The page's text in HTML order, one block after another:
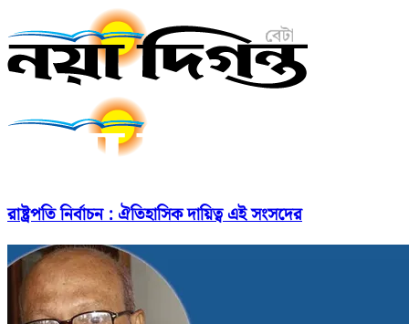
রাষ্ট্রপতি নির্বাচন : ঐতিহাসিক দায়িত্ব এই সংসদের